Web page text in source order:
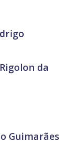
da
Guimarães